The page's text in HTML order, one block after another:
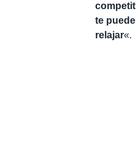
te
relajar«.